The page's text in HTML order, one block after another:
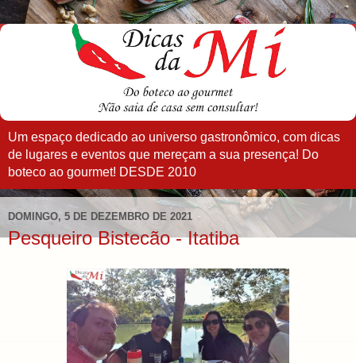
Um espaço dedicado ao universo gastronômico, com dicas
de lugares e eventos que mereçam a sua presença! Do
boteco ao gourmet! DESDE 2010
DOMINGO, 5 DE DEZEMBRO DE 2021
Pesqueiro Bistecão - Itatiba